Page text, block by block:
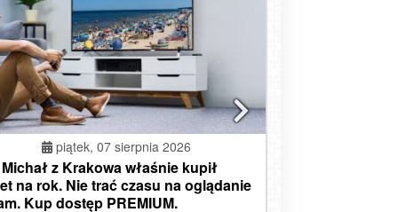
piątek, 07 sierpnia 2026
z Krakowa właśnie kupił
na rok. Nie trać czasu na oglądanie
Kup dostęp PREMIUM.